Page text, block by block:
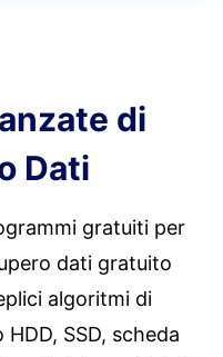
di
Dati
gratuiti per
dati gratuito
algoritmi di
SSD, scheda